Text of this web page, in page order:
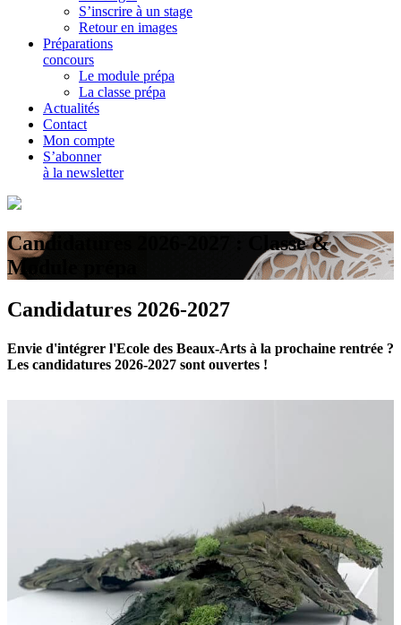
S’inscrire à un stage
Retour en images
Préparations
concours
Le module prépa
La classe prépa
Actualités
Contact
Mon compte
S’abonner
à la newsletter
Candidatures 2026-2027 : Classe &
Module prépa
Candidatures 2026-2027
Envie d'intégrer l'Ecole des Beaux-Arts à la prochaine rentrée ?
Les candidatures 2026-2027 sont ouvertes !